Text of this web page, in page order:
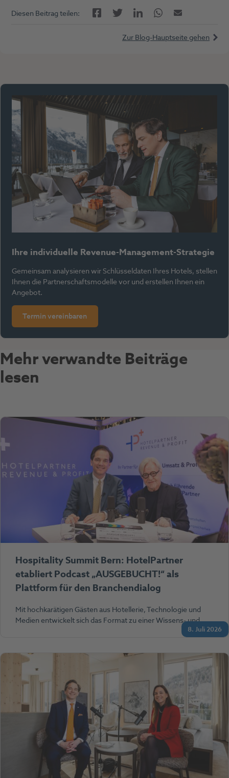
Diesen Beitrag teilen: FacebookTwitterLinkedInTwitterE-Mail
Zur Blog-Hauptseite gehen
Ihre individuelle Revenue-Management-Strategie
Gemeinsam analysieren wir Schlüsseldaten Ihres Hotels, stellen
Ihnen die Partnerschaftsmodelle vor und erstellen Ihnen ein
Angebot.
Termin vereinbaren
Mehr verwandte Beiträge
lesen
8. Juli 2026
Hospitality Summit Bern: HotelPartner
etabliert Podcast „AUSGEBUCHT!“ als
Plattform für den Branchendialog
Mit hochkarätigen Gästen aus Hotellerie, Technologie und
Medien entwickelt sich das Format zu einer Wissens- und…